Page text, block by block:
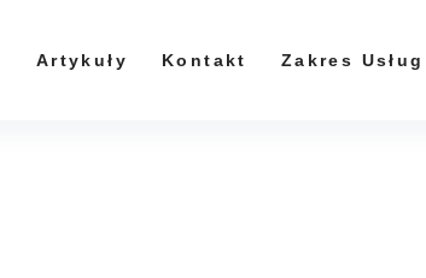
Artykuły Kontakt Zakres Usług